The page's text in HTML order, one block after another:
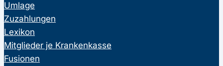
Umlage
Zuzahlungen
Lexikon
Mitglieder je Krankenkasse
Fusionen